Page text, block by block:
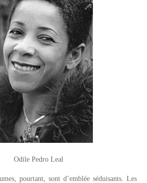
Odile Pedro Leal
pourtant, sont d’emblée séduisants. Les